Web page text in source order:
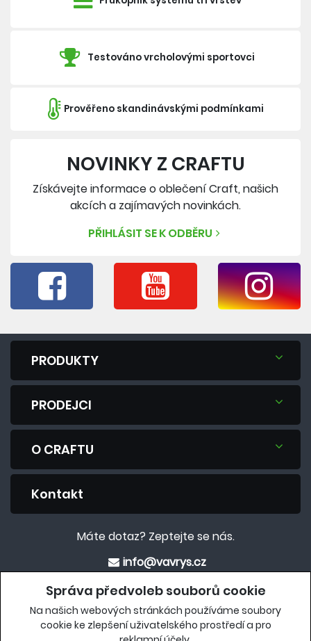
Správa předvoleb souborů cookie
Na našich webových stránkách používáme soubory
cookie ke zlepšení uživatelského prostředí a pro
Testováno vrcholovými sportovci
Prověřeno skandinávskými podmínkami
NOVINKY Z CRAFTU
Získávejte informace o oblečení Craft, našich
akcích a zajímavých novinkách.
PŘIHLÁSIT SE K ODBĚRU
PRODUKTY
PRODEJCI
O CRAFTU
Kontakt
Máte dotaz? Zeptejte se nás.
info@vavrys.cz
+420 575 570 913
Eshop